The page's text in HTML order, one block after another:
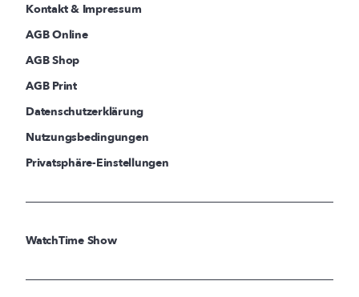
Kontakt & Impressum
AGB Online
AGB Shop
AGB Print
Datenschutzerklärung
Nutzungsbedingungen
Privatsphäre-Einstellungen
WatchTime Show